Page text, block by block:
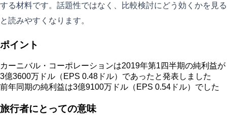
する材料です。話題性ではなく、比較検討にどう効くかを見る
と読みやすくなります。
ポイント
カーニバル・コーポレーションは2019年第1四半期の純利益が
3億3600万ドル（EPS 0.48ドル）であったと発表しました
前年同期の純利益は3億9100万ドル（EPS 0.54ドル）でした
旅行者にとっての意味